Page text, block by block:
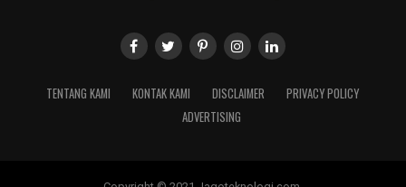
TENTANG KAMI KONTAK KAMI DISCLAIMER
PRIVACY POLICY
ADVERTISING